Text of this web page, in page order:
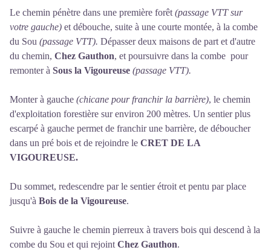
Le chemin pénètre dans une première forêt (passage VTT sur
votre gauche) et débouche, suite à une courte montée, à la combe
du Sou (passage VTT). Dépasser deux maisons de part et d'autre
du chemin, Chez Gauthon, et poursuivre dans la combe pour
remonter à Sous la Vigoureuse (passage VTT).
Monter à gauche (chicane pour franchir la barrière), le chemin
d'exploitation forestière sur environ 200 mètres. Un sentier plus
escarpé à gauche permet de franchir une barrière, de déboucher
dans un pré bois et de rejoindre le CRET DE LA
VIGOUREUSE.
Du sommet, redescendre par le sentier étroit et pentu par place
jusqu'à Bois de la Vigoureuse.
Suivre à gauche le chemin pierreux à travers bois qui descend à la
combe du Sou et qui rejoint Chez Gauthon.